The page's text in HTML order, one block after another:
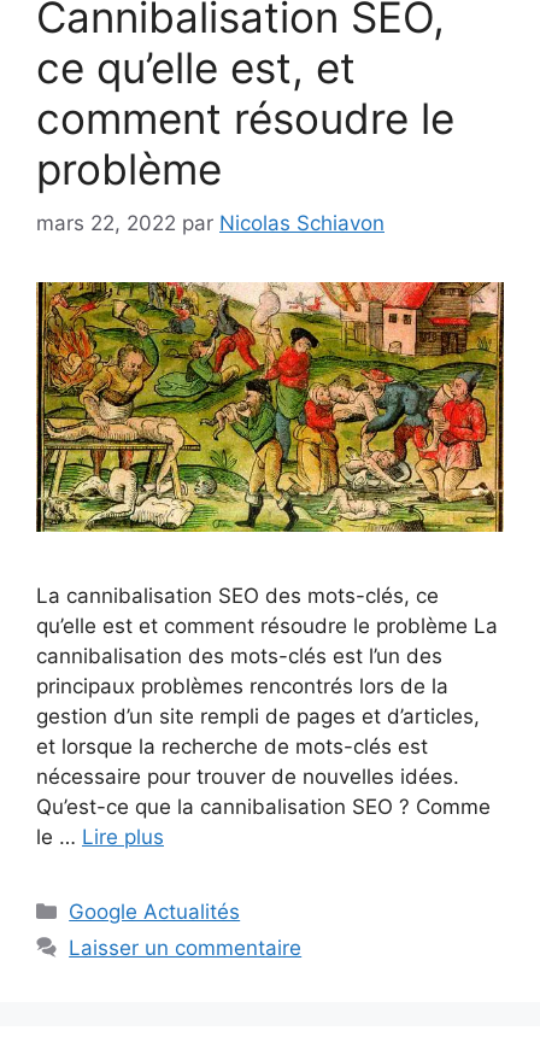
Cannibalisation SEO,
ce qu’elle est, et
comment résoudre le
problème
mars 22, 2022 par Nicolas Schiavon
La cannibalisation SEO des mots-clés, ce
qu’elle est et comment résoudre le problème La
cannibalisation des mots-clés est l’un des
principaux problèmes rencontrés lors de la
gestion d’un site rempli de pages et d’articles,
et lorsque la recherche de mots-clés est
nécessaire pour trouver de nouvelles idées.
Qu’est-ce que la cannibalisation SEO ? Comme
le … Lire plus
Catégories
Google Actualités
Laisser un commentaire